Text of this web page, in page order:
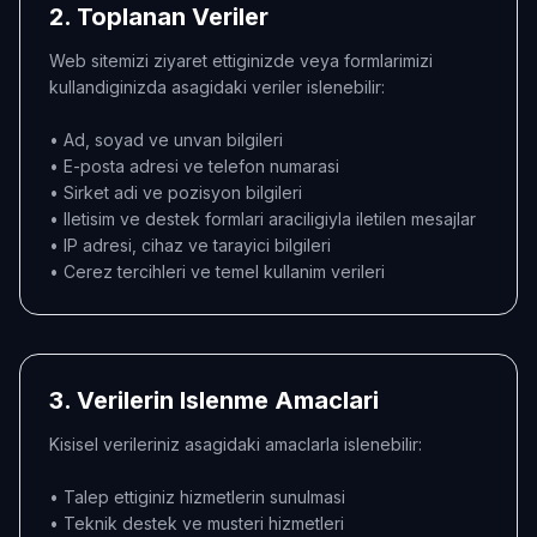
2. Toplanan Veriler
Web sitemizi ziyaret ettiginizde veya formlarimizi
kullandiginizda asagidaki veriler islenebilir:
• Ad, soyad ve unvan bilgileri
• E-posta adresi ve telefon numarasi
• Sirket adi ve pozisyon bilgileri
• Iletisim ve destek formlari araciligiyla iletilen mesajlar
• IP adresi, cihaz ve tarayici bilgileri
• Cerez tercihleri ve temel kullanim verileri
3. Verilerin Islenme Amaclari
Kisisel verileriniz asagidaki amaclarla islenebilir:
• Talep ettiginiz hizmetlerin sunulmasi
• Teknik destek ve musteri hizmetleri